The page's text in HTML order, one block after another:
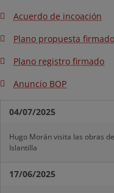
Acuerdo de incoación
Plano propuesta firmado
Plano registro firmado
Anuncio BOP
04/07/2025
Hugo Morán visita las obras
Islantilla
17/06/2025